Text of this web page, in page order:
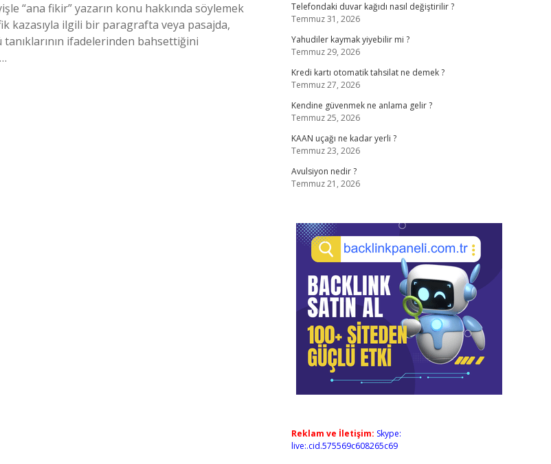
“ana fikir” yazarın konu hakkında söylemek
kazasıyla ilgili bir paragrafta veya pasajda,
ifadelerinden bahsettiğini
Telefondaki duvar kağıdı nasıl değiştirilir ?
Temmuz 31, 2026
Yahudiler kaymak yiyebilir mi ?
Temmuz 29, 2026
Kredi kartı otomatik tahsilat ne demek ?
Temmuz 27, 2026
Kendine güvenmek ne anlama gelir ?
Temmuz 25, 2026
KAAN uçağı ne kadar yerli ?
Temmuz 23, 2026
Avulsiyon nedir ?
Temmuz 21, 2026
Reklam ve İletişim: Skype:
live:.cid.575569c608265c69